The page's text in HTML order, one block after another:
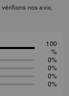
nos avis,
100
%
0%
0%
0%
0%